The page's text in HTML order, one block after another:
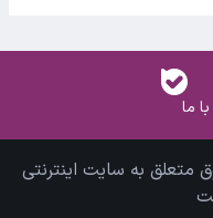
ما
متعلق به سایت اینترنتی